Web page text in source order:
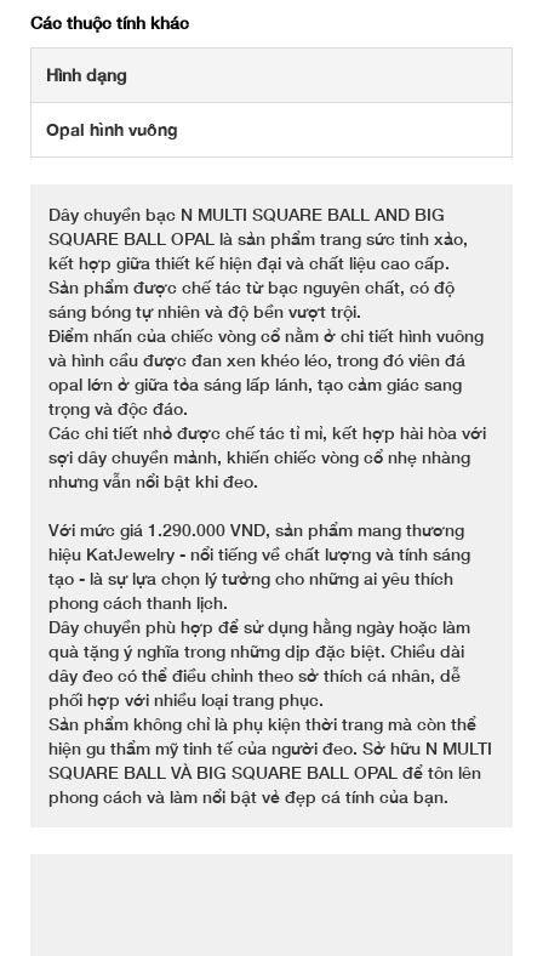
Các thuộc tính khác
Hình dạng
Opal hình vuông
Dây chuyền bạc N MULTI SQUARE BALL AND BIG
SQUARE BALL OPAL là sản phẩm trang sức tinh xảo,
kết hợp giữa thiết kế hiện đại và chất liệu cao cấp.
Sản phẩm được chế tác từ bạc nguyên chất, có độ
sáng bóng tự nhiên và độ bền vượt trội.
Điểm nhấn của chiếc vòng cổ nằm ở chi tiết hình vuông
và hình cầu được đan xen khéo léo, trong đó viên đá
opal lớn ở giữa tỏa sáng lấp lánh, tạo cảm giác sang
trọng và độc đáo.
Các chi tiết nhỏ được chế tác tỉ mỉ, kết hợp hài hòa với
sợi dây chuyền mảnh, khiến chiếc vòng cổ nhẹ nhàng
nhưng vẫn nổi bật khi đeo.
Với mức giá 1.290.000 VND, sản phẩm mang thương
hiệu KatJewelry - nổi tiếng về chất lượng và tính sáng
tạo - là sự lựa chọn lý tưởng cho những ai yêu thích
phong cách thanh lịch.
Dây chuyền phù hợp để sử dụng hằng ngày hoặc làm
quà tặng ý nghĩa trong những dịp đặc biệt. Chiều dài
dây đeo có thể điều chỉnh theo sở thích cá nhân, dễ
phối hợp với nhiều loại trang phục.
Sản phẩm không chỉ là phụ kiện thời trang mà còn thể
hiện gu thẩm mỹ tinh tế của người đeo. Sở hữu N MULTI
SQUARE BALL VÀ BIG SQUARE BALL OPAL để tôn lên
phong cách và làm nổi bật vẻ đẹp cá tính của bạn.